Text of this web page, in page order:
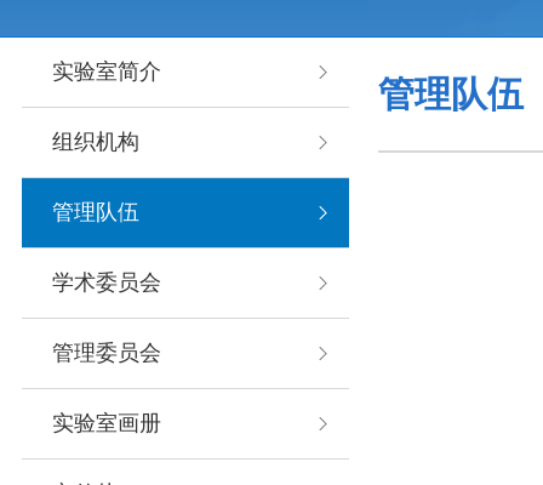
实验室简介
组织机构
管理队伍
学术委员会
管理委员会
实验室画册
管理队伍